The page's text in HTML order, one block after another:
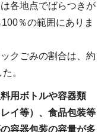
各地点でばらつきが
％の範囲にありま
クごみの割合は、約
。
用ボトルや容器類
イ等）、 食品包装等
容器包装の容量が多